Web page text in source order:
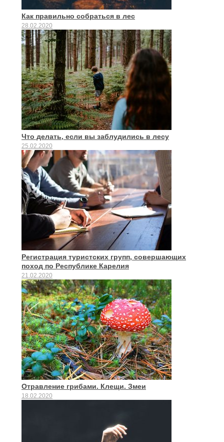
Как правильно собраться в лес
28.02.2020
Что делать, если вы заблудились в лесу
25.02.2020
Регистрация туристских групп, совершающих
поход по Республике Карелия
21.02.2020
Отравление грибами. Клещи. Змеи
18.02.2020